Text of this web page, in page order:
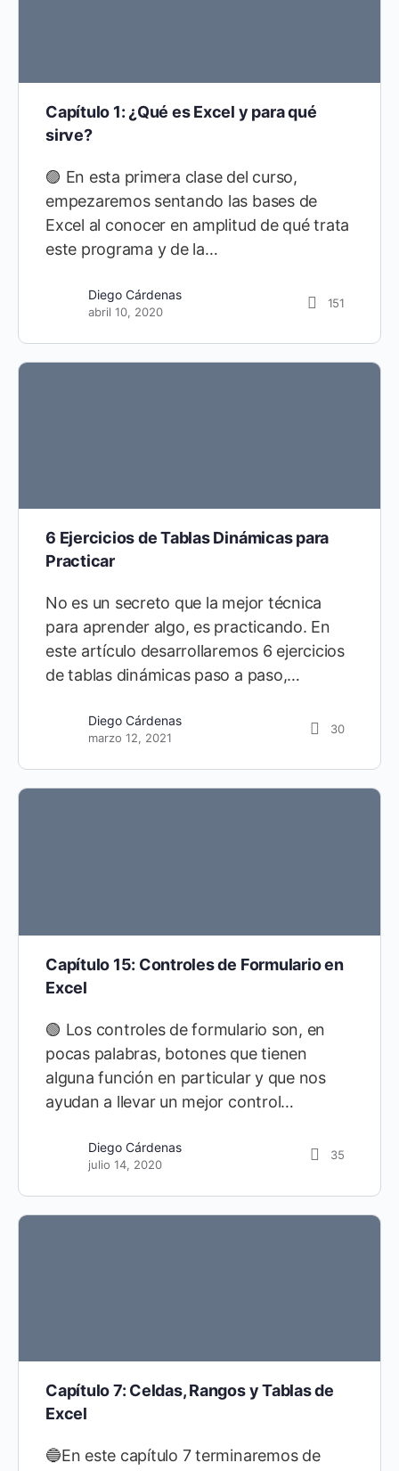
Capítulo 1: ¿Qué es Excel y para qué
sirve?
🟣 En esta primera clase del curso,
empezaremos sentando las bases de
Excel al conocer en amplitud de qué trata
este programa y de la…
Diego Cárdenas
abril 10, 2020
151
6 Ejercicios de Tablas Dinámicas para
Practicar
No es un secreto que la mejor técnica
para aprender algo, es practicando. En
este artículo desarrollaremos 6 ejercicios
de tablas dinámicas paso a paso,…
Diego Cárdenas
marzo 12, 2021
30
Capítulo 15: Controles de Formulario en
Excel
🟢 Los controles de formulario son, en
pocas palabras, botones que tienen
alguna función en particular y que nos
ayudan a llevar un mejor control…
Diego Cárdenas
julio 14, 2020
35
Capítulo 7: Celdas, Rangos y Tablas de
Excel
🔵En este capítulo 7 terminaremos de